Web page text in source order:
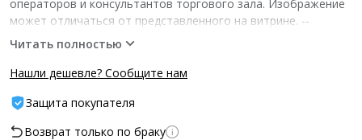
операторов и консультантов торгового зала. Изображение
может отличаться от представленного на витрине.­ --
Характеристики -- ед.изм.: шт шт/уп: 1
Читать полностью
Нашли дешевле? Сообщите нам
Защита покупателя
Возврат только по браку